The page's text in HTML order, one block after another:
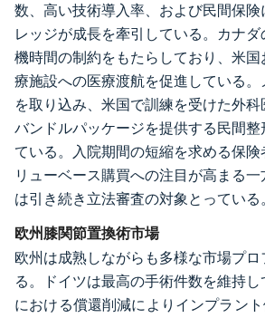
数、高い技術導入率、および民間保
レッジが成長を牽引している。カナ
機時間の制約をもたらしており、米
療施設への医療渡航を促進している
を取り込み、米国で訓練を受けた外
バンドルパッケージを提供する民間
ている。入院期間の短縮を求める保
リューベース購買への注目が高まる
は引き続き立法審査の対象とっている
欧州膝関節置換術市場
欧州は成熟しながらも多様な市場プ
る。ドイツは最高の手術件数を維持
における償還削減によりインプラン